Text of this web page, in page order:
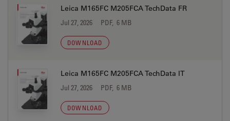
Leica M165FC M205FCA TechData FR
Jul 27, 2026 PDF, 6 MB
DOWNLOAD
Leica M165FC M205FCA TechData IT
Jul 27, 2026 PDF, 6 MB
DOWNLOAD